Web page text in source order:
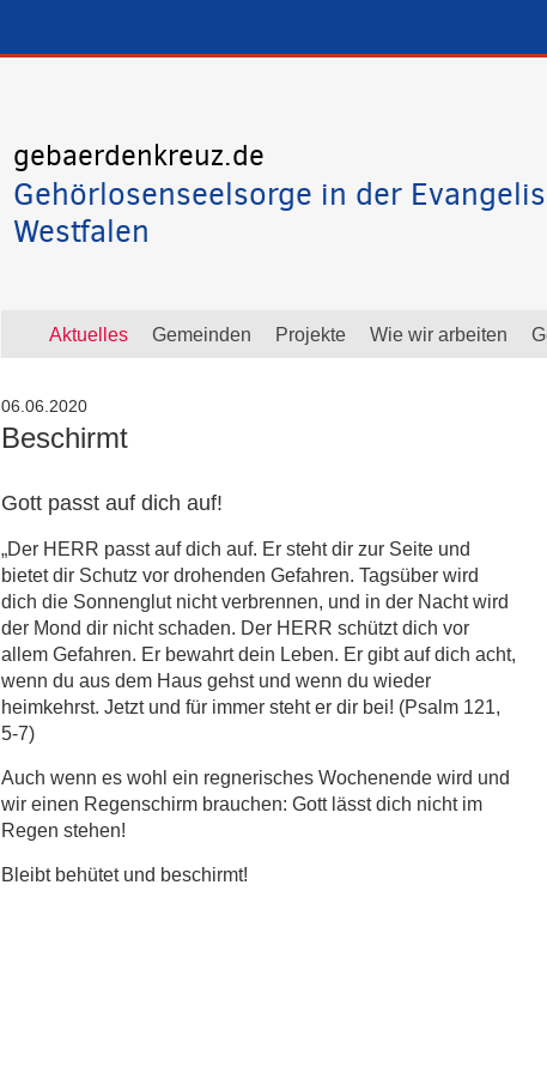
gebaerdenkreuz.de
Gehörlosenseelsorge in der
Westfalen
Aktuelles Gemeinden Projekte Wie wir arbeiten
06.06.2020
Beschirmt
Gott passt auf dich auf!
„Der HERR passt auf dich auf. Er steht dir zur Seite und
bietet dir Schutz vor drohenden Gefahren. Tagsüber wird
dich die Sonnenglut nicht verbrennen, und in der Nacht wird
der Mond dir nicht schaden. Der HERR schützt dich vor
allem Gefahren. Er bewahrt dein Leben. Er gibt auf dich acht,
wenn du aus dem Haus gehst und wenn du wieder
heimkehrst. Jetzt und für immer steht er dir bei! (Psalm 121,
5-7)
Auch wenn es wohl ein regnerisches Wochenende wird und
wir einen Regenschirm brauchen: Gott lässt dich nicht im
Regen stehen!
Bleibt behütet und beschirmt!